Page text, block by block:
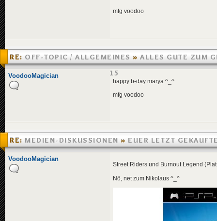
mfg voodoo
RE: OFF-TOPIC / ALLGEMEINES » ALLES GUTE ZUM
MARYA! »07.12.2006 22:15
VoodooMagician
happy b-day marya ^_^
mfg voodoo
RE: MEDIEN-DISKUSSIONEN » EUER LETZT
»06.12.2006 15:16
VoodooMagician
Street Riders und Burnout Legend
Nö, net zum Nikolaus ^_^